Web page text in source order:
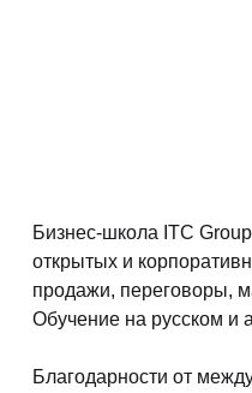
Бизнес-школа ITC
открытых и
продажи, переговоры,
Обучение на русском и
Благодарности от